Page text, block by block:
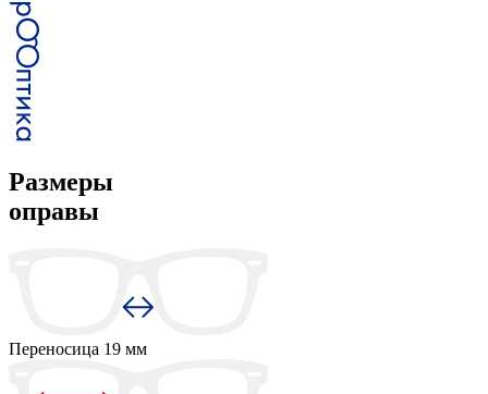
Размеры
оправы
Переносица 19 мм